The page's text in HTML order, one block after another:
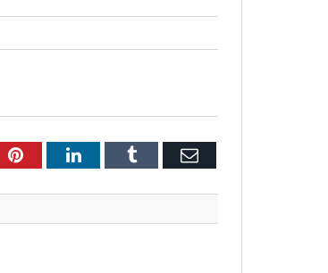
PinterestLinkedInTumblr Email